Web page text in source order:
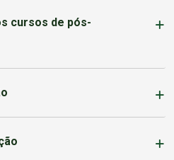
cursos de pós-